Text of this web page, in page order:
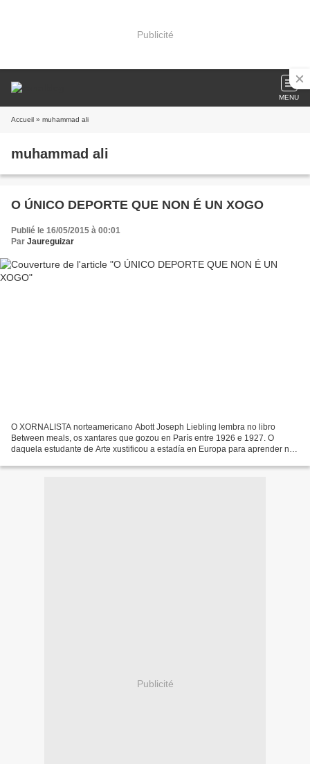
Publicité
MENU
Accueil » muhammad ali
muhammad ali
O ÚNICO DEPORTE QUE NON É UN XOGO
Publié le 16/05/2015 à 00:01
Par Jaureguizar
O XORNALISTA norteamericano Abott Joseph Liebling lembra no libro
Between meals, os xantares que gozou en París entre 1926 e 1927. O
daquela estudante de Arte xustificou a estadía en Europa para aprender na
Publicité